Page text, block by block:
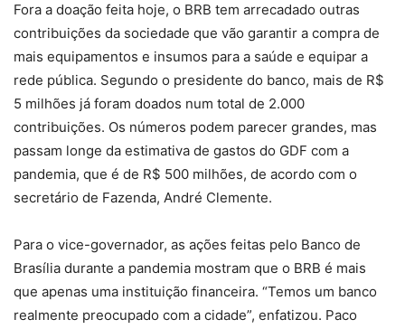
Fora a doação feita hoje, o BRB tem arrecadado outras
contribuições da sociedade que vão garantir a compra de
mais equipamentos e insumos para a saúde e equipar a
rede pública. Segundo o presidente do banco, mais de R$
5 milhões já foram doados num total de 2.000
contribuições. Os números podem parecer grandes, mas
passam longe da estimativa de gastos do GDF com a
pandemia, que é de R$ 500 milhões, de acordo com o
secretário de Fazenda, André Clemente.
Para o vice-governador, as ações feitas pelo Banco de
Brasília durante a pandemia mostram que o BRB é mais
que apenas uma instituição financeira. “Temos um banco
realmente preocupado com a cidade”, enfatizou. Paco